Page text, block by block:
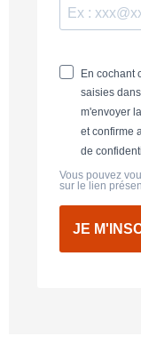
En cochant
saisies
m'envoyer
et confirme
de
Vous pouvez
sur le lien
JE